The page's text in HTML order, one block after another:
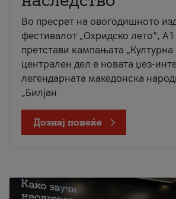
Во пресрет на овогодишното
фестивалот „Охридско лето“, А1
претстави кампањата „Културна
централен дел е новата џез-
легендарната македонска
„Билјан
Дознај повеќе